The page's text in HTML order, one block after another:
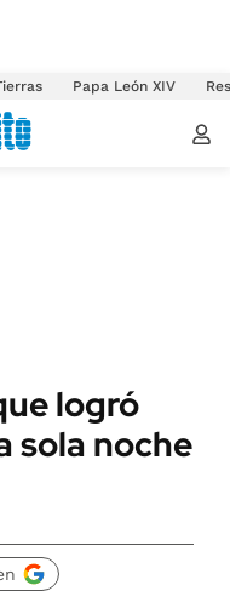
Papa León XIV
logró
sola noche